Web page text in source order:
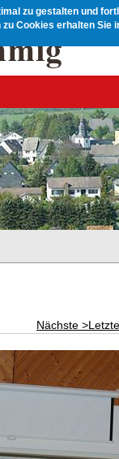
zu gestalten und
Cookies erhalten Sie
Nächste >